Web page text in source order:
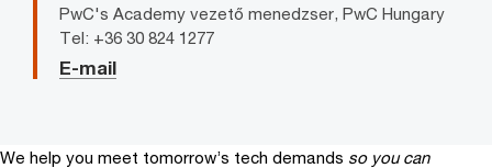
PwC's Academy vezető menedzser, PwC Hungary
Tel: +36 30 824 1277
E-mail
We help you meet tomorrow’s tech demands so you can